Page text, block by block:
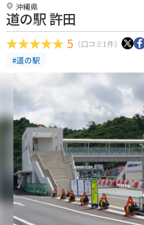
沖縄県
道の駅 許田
5 （口コミ1件）
#道の駅